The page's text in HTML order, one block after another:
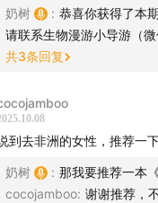
引导式的家庭教育
二战对童年的影响
少女时期的文艺与宗教
因为家贫，与大学失
一封来自非洲肯尼亚
奶树
: 恭喜你获得了本
请联系生物漫游小导游（
共3条回复
到去非洲的女性，推荐一
奶树 : 那我要推荐一本
cocojamboo: 谢谢推荐，